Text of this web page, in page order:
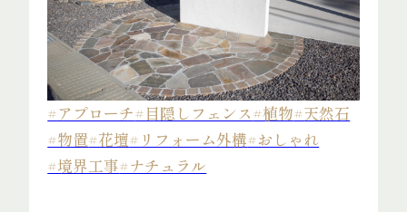
#アプローチ#目隠しフェンス#植物#天然石
#物置#花壇#リフォーム外構#おしゃれ
#境界工事#ナチュラル